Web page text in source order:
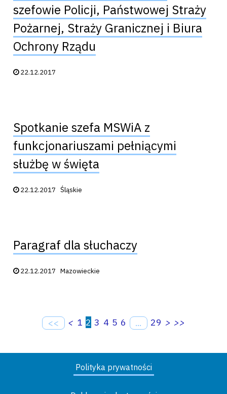
szefowie Policji, Państwowej Straży
Pożarnej, Straży Granicznej i Biura
Ochrony Rządu
Data publikacji:
22.12.2017
Spotkanie szefa MSWiA z
funkcjonariuszami pełniącymi
służbę w święta
Data publikacji:
22.12.2017 Śląskie
Paragraf dla słuchaczy
Data publikacji:
22.12.2017 Mazowieckie
<< < 1 2 3 4 5 6 ... 29 > >>
Polityka prywatności